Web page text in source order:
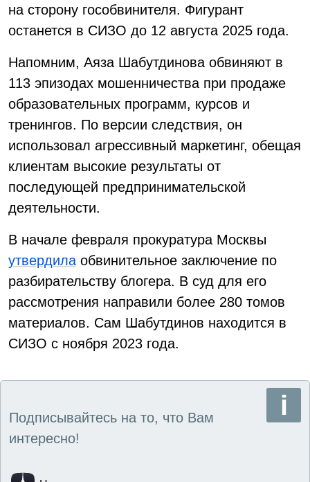
на сторону гособвинителя. Фигурант
останется в СИЗО до 12 августа 2025 года.
Напомним, Аяза Шабутдинова обвиняют в
113 эпизодах мошенничества при продаже
образовательных программ, курсов и
тренингов. По версии следствия, он
использовал агрессивный маркетинг, обещая
клиентам высокие результаты от
последующей предпринимательской
деятельности.
В начале февраля прокуратура Москвы
утвердила обвинительное заключение по
разбирательству блогера. В суд для его
рассмотрения направили более 280 томов
материалов. Сам Шабутдинов находится в
СИЗО с ноября 2023 года.
Подписывайтесь на то, что Вам
интересно!